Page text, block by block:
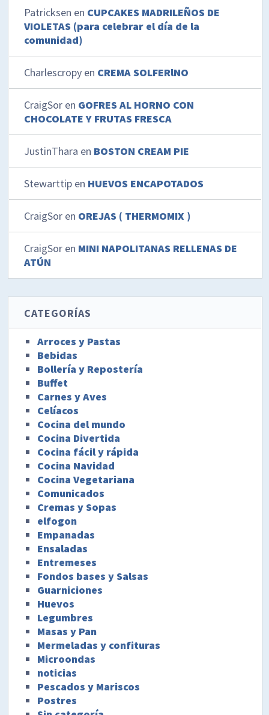
Patricksen en CUPCAKES MADRILEÑOS DE
VIOLETAS (para celebrar el día de la
comunidad)
Charlescropy en CREMA SOLFERlNO
CraigSor en GOFRES AL HORNO CON
CHOCOLATE Y FRUTAS FRESCA
JustinThara en BOSTON CREAM PIE
Stewarttip en HUEVOS ENCAPOTADOS
CraigSor en OREJAS ( THERMOMIX )
CraigSor en MINI NAPOLITANAS RELLENAS DE
ATÚN
CATEGORÍAS
Arroces y Pastas
Bebidas
Bollería y Repostería
Buffet
Carnes y Aves
Celíacos
Cocina del mundo
Cocina Divertida
Cocina fácil y rápida
Cocina Navidad
Cocina Vegetariana
Comunicados
Cremas y Sopas
elfogon
Empanadas
Ensaladas
Entremeses
Fondos bases y Salsas
Guarniciones
Huevos
Legumbres
Masas y Pan
Mermeladas y confituras
Microondas
noticias
Pescados y Mariscos
Postres